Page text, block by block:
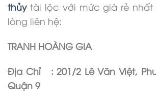
thủytài lộc với mức giá rẻ nhất
lòng liên hệ:
TRANH HOÀNG GIA
Địa Chỉ : 201/2 Lê Văn Việt,
Quận 9